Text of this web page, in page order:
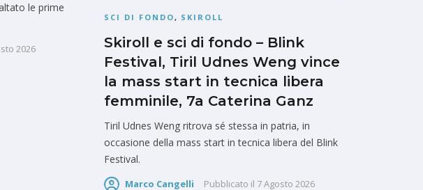
le prime
2026
SCI DI FONDO, SKIROLL
Skiroll e sci di fondo – Blink
Festival, Tiril Udnes Weng vince
la mass start in tecnica libera
femminile, 7a Caterina Ganz
Tiril Udnes Weng ritrova sé stessa in patria, in
occasione della mass start in tecnica libera del Blink
Festival.
Marco Cangelli Pubblicato il 7 Agosto 2026